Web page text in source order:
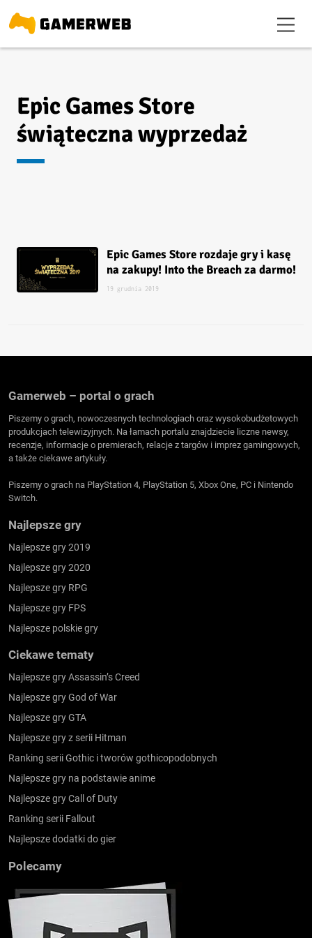
Epic Games Store
świąteczna wyprzedaż
Epic Games Store rozdaje gry i kasę
na zakupy! Into the Breach za darmo!
19 grudnia 2019
Gamerweb – portal o grach
Piszemy o grach, nowoczesnych technologiach oraz wysokobudżetowych
produkcjach telewizyjnych. Na łamach portalu znajdziecie liczne newsy,
recenzje, informacje o premierach, relacje z targów i imprez gamingowych,
a także ciekawe artykuły.
Piszemy o grach na PlayStation 4, PlayStation 5, Xbox One, PC i Nintendo
Switch.
Najlepsze gry
Najlepsze gry 2019
Najlepsze gry 2020
Najlepsze gry RPG
Najlepsze gry FPS
Najlepsze polskie gry
Ciekawe tematy
Najlepsze gry Assassin’s Creed
Najlepsze gry God of War
Najlepsze gry GTA
Najlepsze gry z serii Hitman
Ranking serii Gothic i tworów gothicopodobnych
Najlepsze gry na podstawie anime
Najlepsze gry Call of Duty
Ranking serii Fallout
Najlepsze dodatki do gier
Polecamy